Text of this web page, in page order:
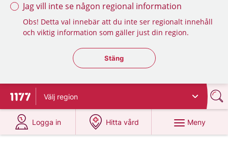
Jag vill inte se någon regional information
Obs! Detta val innebär att du inte ser regionalt innehåll
och viktig information som gäller just din region.
Stäng regionsväljaren
Stäng
Till startsidan för 1177
Välj region
Logga in
på 1177.se
Hitta vård
på 1177.se
Meny